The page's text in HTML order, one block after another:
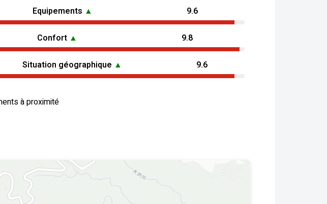
Equipements ▲ 9.6
Confort ▲ 9.8
Situation géographique ▲ 9.6
à proximité